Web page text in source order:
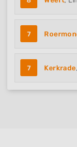
7
7 Kerkrade